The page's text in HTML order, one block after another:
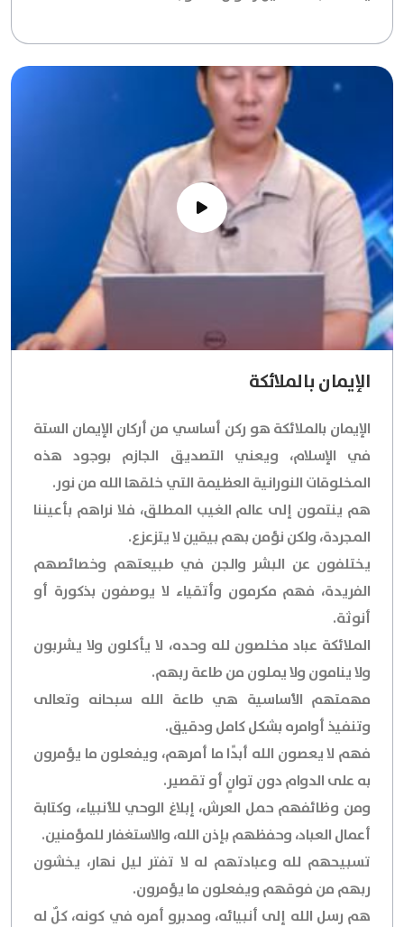
الإيمان بالملائكة
الإيمان بالملائكة هو ركن أساسي من أركان الإيمان الستة
في الإسلام، ويعني التصديق الجازم بوجود هذه
المخلوقات النورانية العظيمة التي خلقها الله من نور.
هم ينتمون إلى عالم الغيب المطلق، فلا نراهم بأعيننا
المجردة، ولكن نؤمن بهم بيقين لا يتزعزع.
يختلفون عن البشر والجن في طبيعتهم وخصائصهم
الفريدة، فهم مكرمون وأتقياء لا يوصفون بذكورة أو
أنوثة.
الملائكة عباد مخلصون لله وحده، لا يأكلون ولا يشربون
ولا ينامون ولا يملون من طاعة ربهم.
مهمتهم الأساسية هي طاعة الله سبحانه وتعالى
وتنفيذ أوامره بشكل كامل ودقيق.
فهم لا يعصون الله أبدًا ما أمرهم، ويفعلون ما يؤمرون
به على الدوام دون توانٍ أو تقصير.
ومن وظائفهم حمل العرش، إبلاغ الوحي للأنبياء، وكتابة
أعمال العباد، وحفظهم بإذن الله، والاستغفار للمؤمنين.
تسبيحهم لله وعبادتهم له لا تفتر ليل نهار، يخشون
ربهم من فوقهم ويفعلون ما يؤمرون.
هم رسل الله إلى أنبيائه، ومدبرو أمره في كونه، كلٌ له